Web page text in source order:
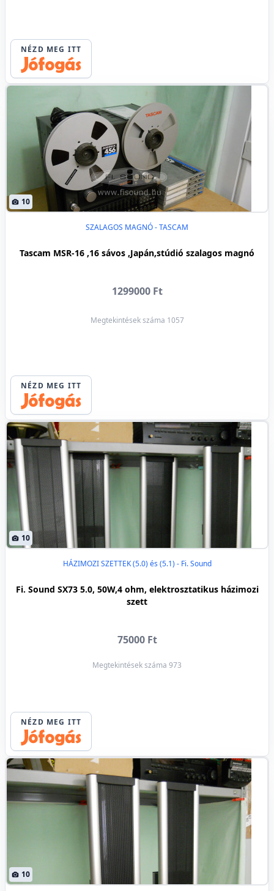
NÉZD MEG ITT
10
SZALAGOS MAGNÓ - TASCAM
Tascam MSR-16 ,16 sávos ,Japán,stúdió szalagos magnó
1299000 Ft
Megtekintések száma 1057
NÉZD MEG ITT
10
HÁZIMOZI SZETTEK (5.0) és (5.1) - Fi. Sound
Fi. Sound SX73 5.0, 50W,4 ohm, elektrosztatikus házimozi
szett
75000 Ft
Megtekintések száma 973
NÉZD MEG ITT
10